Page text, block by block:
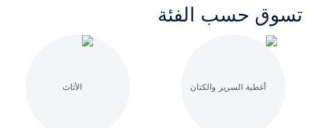
تسوق حسب الفئة